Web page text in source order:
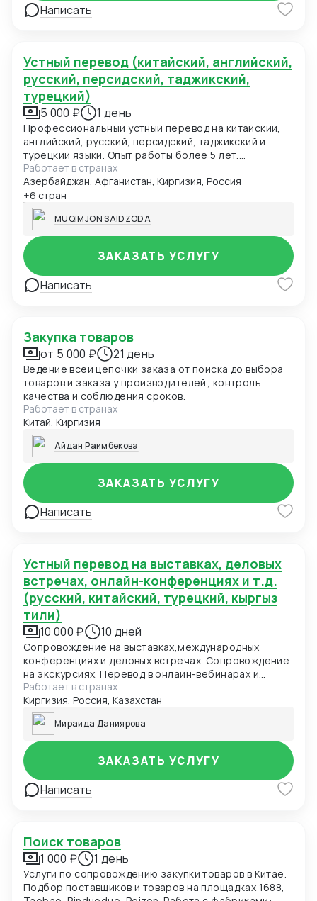
Написать
Устный перевод (китайский, английский,
русский, персидский, таджикский,
турецкий)
5 000 ₽ 1 день
Профессиональный устный перевод на китайский,
английский, русский, персидский, таджикский и
турецкий языки. Опыт работы более 5 лет.
Участвовал в международных конференциях,
деловых переговорах и культурных мероприятиях.
Обеспечиваю точность и конфиденциальность.цена
зависит от продолжительности или типа
мероприятия (например, конференция, встреча,
телефонный звонок и т.д.).
Работает в странах
Азербайджан, Афганистан, Киргизия, Россия
+6 стран
MUQIMJON SAIDZODA
Написать
ЗАКАЗАТЬ УСЛУГУ
Закупка товаров
от 5 000 ₽ 21 день
Ведение всей цепочки заказа от поиска до выбора
товаров и заказа у производителей; контроль
качества и соблюдения сроков.
Работает в странах
Китай, Киргизия
Айдан Раимбекова
Написать
ЗАКАЗАТЬ УСЛУГУ
Устный перевод на выставках, деловых
встречах, онлайн-конференциях и т.д.
(русский, китайский, турецкий, кыргыз
тили)
10 000 ₽ 10 дней
Сопровождение на выставках,международных
конференциях и деловых встречах. Сопровождение
на экскурсиях. Перевод в онлайн-вебинарах и
телефонных переговоров.
Работает в странах
Киргизия, Россия, Казахстан
Мираида Даниярова
Написать
ЗАКАЗАТЬ УСЛУГУ
Поиск товаров
1 000 ₽ 1 день
Услуги по сопровождению закупки товаров в Китае.
Подбор поставщиков и товаров на площадках 1688,